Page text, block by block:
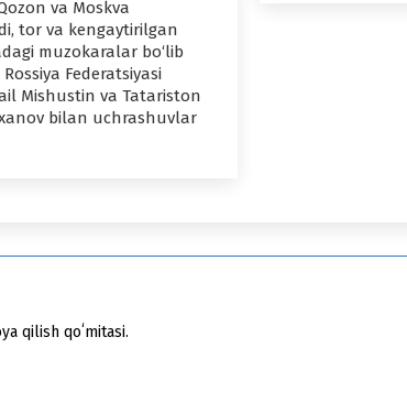
va Moskva
tor va kengaytirilgan
muzokaralar bo‘lib
Federatsiyasi
Mishustin va Tatariston
bilan uchrashuvlar
qilish qoʻmitasi.